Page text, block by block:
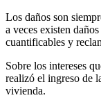
Los daños son
a veces existen
cuantificables y
Sobre los intereses
realizó el ingreso de
vivienda.